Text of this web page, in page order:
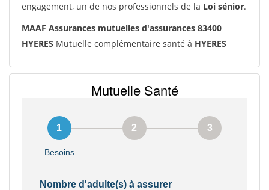
engagement, un de nos professionnels de la Loi sénior.
MAAF Assurances mutuelles d'assurances 83400
HYERES Mutuelle complémentaire santé à HYERES